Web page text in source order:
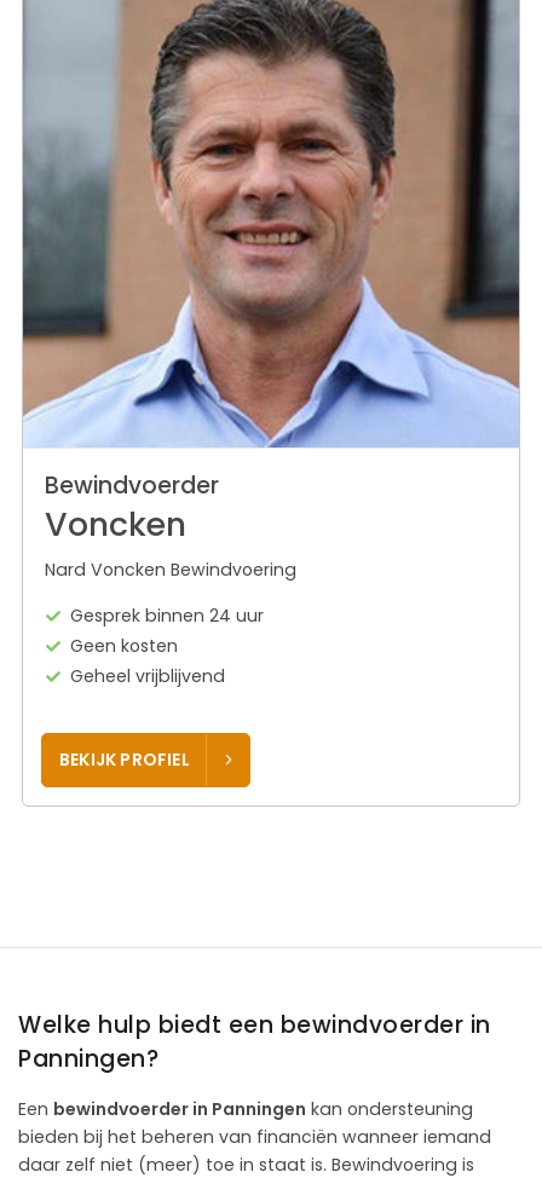
Bewindvoerder
Voncken
Nard Voncken Bewindvoering
Gesprek binnen 24 uur
Geen kosten
Geheel vrijblijvend
BEKIJK PROFIEL
Welke hulp biedt een bewindvoerder in
Panningen?
Een bewindvoerder in Panningen kan ondersteuning
bieden bij het beheren van financiën wanneer iemand
daar zelf niet (meer) toe in staat is. Bewindvoering is